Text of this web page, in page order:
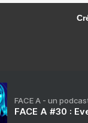
FACE A - un
FACE A #30 :